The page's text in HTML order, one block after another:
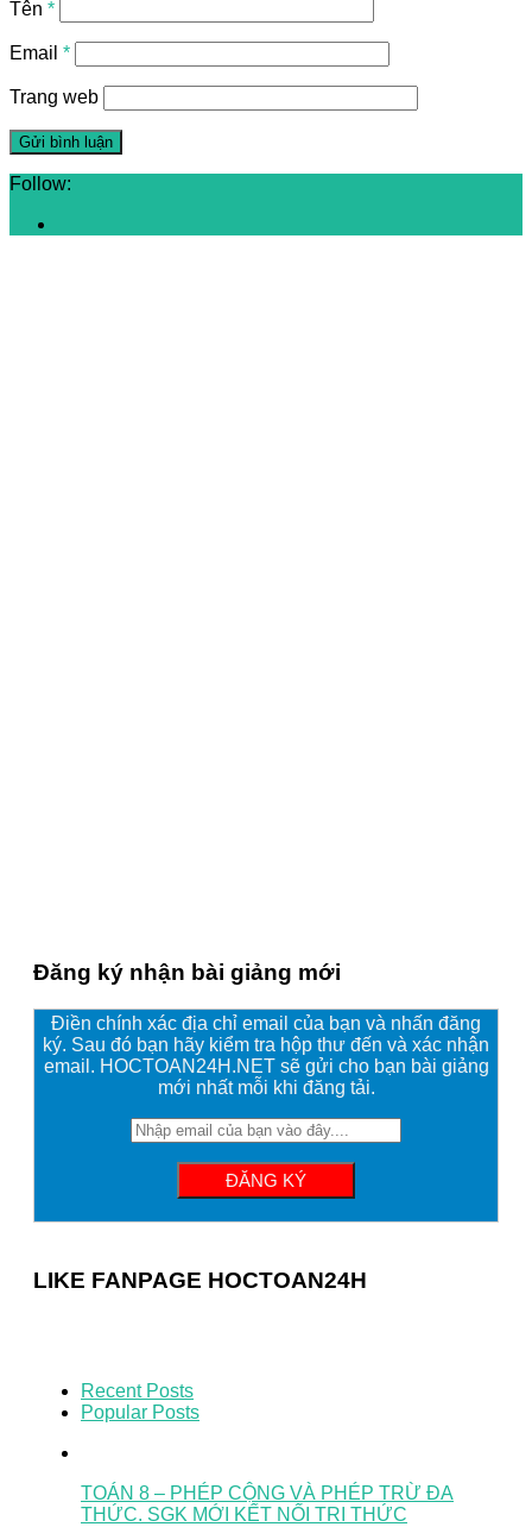
Tên *
Email *
Trang web
Follow:
Đăng ký nhận bài giảng mới
Điền chính xác địa chỉ email của bạn và nhấn đăng
ký. Sau đó bạn hãy kiểm tra hộp thư đến và xác nhận
email. HOCTOAN24H.NET sẽ gửi cho bạn bài giảng
mới nhất mỗi khi đăng tải.
LIKE FANPAGE HOCTOAN24H
Recent Posts
Popular Posts
TOÁN 8 – PHÉP CỘNG VÀ PHÉP TRỪ ĐA
THỨC. SGK MỚI KẾT NỐI TRI THỨC